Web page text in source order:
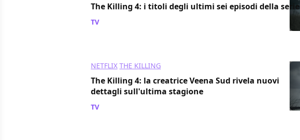
The Killing 4: i titoli degli ultimi sei episodi della serie
TV
NETFLIX THE KILLING
The Killing 4: la creatrice Veena Sud rivela nuovi
dettagli sull'ultima stagione
TV